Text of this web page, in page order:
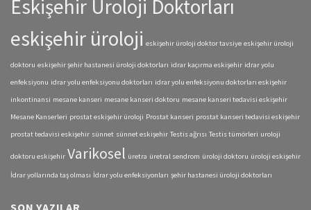
Eskişehir Üroloji Doktorları
eskişehir üroloji eskişehir üroloji doktor tavsiye eskişehir üroloji
doktoru eskişehir şehir hastanesi üroloji doktorları idrar kaçırma eskişehir idrar yolu
enfeksiyonu idrar yolu enfeksiyonu doktorları idrar yolu enfeksiyonu doktorları eskişehir
inkontinansi mesane kanseri mesane kanseri doktoru mesane kanseri tedavisi eskişehir
Mesane Kanserleri prostat eskişehir üroloji Prostat kanseri prostat kanseri tedavisi eskişehir
prostat tedavisi eskişehir sünnet sünnet eskişehir Testis ağrısı Testis tümörleri uroloji
doktoru eskişehir Varikosel üretra üretral sendrom üroloji doktoru üroloji eskişehir
İdrar yollarında taş olması İdrar yolu enfeksiyonları şehir hastanesi üroloji doktorları